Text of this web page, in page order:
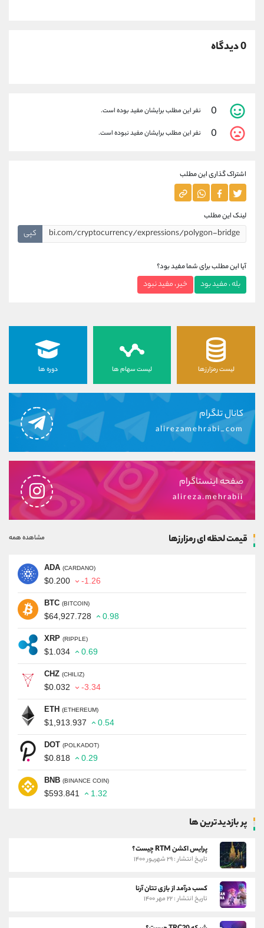
0 دیدگاه
0 نفر این مطلب برایشان مفید بوده است.
0 نفر این مطلب برایشان مفید نبوده است.
اشتراک گذاری این مطلب
لینک این مطلب
کپی
آیا این مطلب برای شما مفید بود؟
بله ، مفید بود خیر ، مفید نبود
لیست رمزارزها لیست سهام ها دوره ها
کانال تلگرام
alirezamehrabi_com
صفحه اینستاگرام
alireza.mehrabii
قیمت لحظه ای رمزارزها مشاهده همه
ADA (CARDANO)
$0.200 -1.26
BTC (BITCOIN)
$64,927.728 0.98
XRP (RIPPLE)
$1.034 0.69
CHZ (CHILIZ)
$0.032 -3.34
ETH (ETHEREUM)
$1,913.937 0.54
DOT (POLKADOT)
$0.818 0.29
BNB (BINANCE COIN)
$593.841 1.32
پر بازدیدترین ها
پرایس اکشن RTM چیست؟
تاریخ انتشار : ۲۹ شهریور ۱۴۰۰
کسب درآمد از بازی تتان آرنا
تاریخ انتشار : ۲۲ مهر ۱۴۰۰